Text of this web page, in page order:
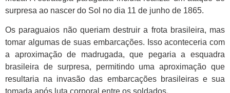
surpresa ao nascer do Sol no dia 11 de junho de 1865.
Os paraguaios não queriam destruir a frota brasileira, mas
tomar algumas de suas embarcações. Isso aconteceria com
a aproximação de madrugada, que pegaria a esquadra
brasileira de surpresa, permitindo uma aproximação que
resultaria na invasão das embarcações brasileiras e sua